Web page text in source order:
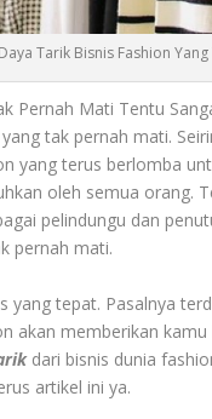
Tarik Bisnis Fashion
Pernah Mati Tentu
tak pernah mati.
yang terus berlomba
oleh semua orang.
pelindungu dan
pernah mati.
tepat. Pasalnya
akan memberikan
dari bisnis dunia
artikel ini ya.